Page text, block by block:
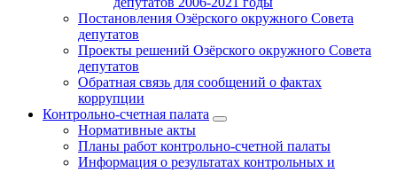
Постановления Озёрского окружного Совета
депутатов
Проекты решений Озёрского окружного Совета
депутатов
Обратная связь для сообщений о фактах
коррупции
Контрольно-счетная палата
Нормативные акты
Планы работ контрольно-счетной палаты
Информация о результатах контрольных и